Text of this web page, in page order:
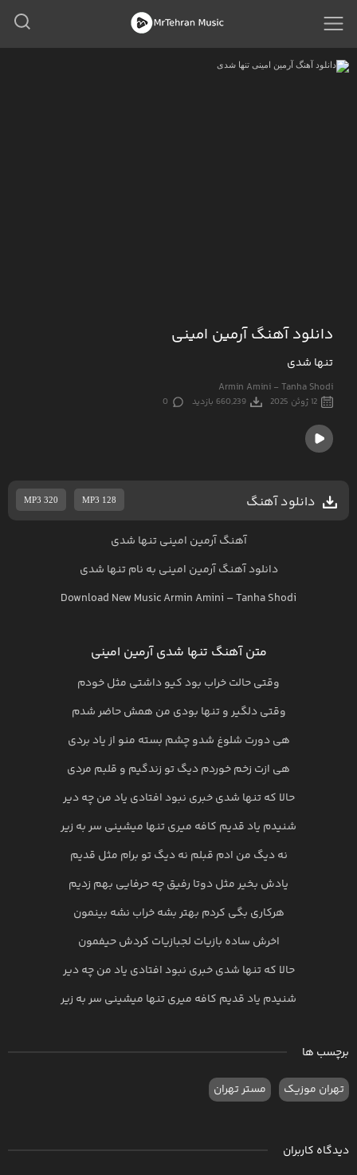
دانلود آهنگ آرمین امینی
تنها شدی
Armin Amini - Tanha Shodi
12 ژوئن 2025 660,239 بازدید 0
دانلود آهنگ MP3 320 MP3 128
آهنگ آرمین امینی تنها شدی
دانلود آهنگ آرمین امینی به نامتنها شدی
Download New MusicArmin Amini –Tanha Shodi
متن آهنگ تنها شدی آرمین امینی
وقتی حالت خراب بود کیو داشتی مثل خودم
وقتی دلگیر و تنها بودی من همش حاضر شدم
هی دورت شلوغ شدو چشم بسته منو از یاد بردی
هی ازت زخم خوردم دیگ تو زندگیم و قلبم مردی
حالا که تنها شدی خبری نبود افتادی یاد من چه دیر
شنیدم یاد قدیم کافه میری تنها میشینی سر به زیر
نه دیگ من ادم قبلم نه دیگ تو برام مثل قدیم
یادش بخیر مثل دوتا رفیق چه حرفایی بهم زدیم
هرکاری بگی کردم بهتر بشه خراب نشه بینمون
اخرش ساده بازیات لجبازیات کردش حیفمون
حالا که تنها شدی خبری نبود افتادی یاد من چه دیر
شنیدم یاد قدیم کافه میری تنها میشینی سر به زیر
برچسب ها
تهران موزیک مستر تهران
دیدگاه کاربران